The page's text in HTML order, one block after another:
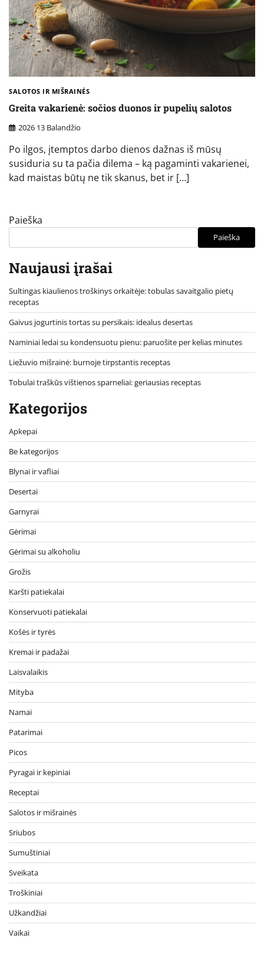
SALOTOS IR MIŠRAINĖS
Greita vakarienė: sočios duonos ir pupelių salotos
2026 13 Balandžio
Po ilgos, įtemptos darbo dienos dažnas iš mūsų
susiduria su ta pačia dilema – ką pagaminti vakarienei,
kad maistas būtų ne tik skanus, bet ir […]
Paieška
Paieška
Naujausi įrašai
Sultingas kiaulienos troškinys orkaitėje: tobulas savaitgalio pietų
receptas
Gaivus jogurtinis tortas su persikais: idealus desertas
Naminiai ledai su kondensuotu pienu: paruošite per kelias minutes
Liežuvio mišrainė: burnoje tirpstantis receptas
Tobulai traškūs vištienos sparneliai: geriausias receptas
Kategorijos
Apkepai
Be kategorijos
Blynai ir vafliai
Desertai
Garnyrai
Gėrimai
Gėrimai su alkoholiu
Grožis
Karšti patiekalai
Konservuoti patiekalai
Košės ir tyrės
Kremai ir padažai
Laisvalaikis
Mityba
Namai
Patarimai
Picos
Pyragai ir kepiniai
Receptai
Salotos ir mišrainės
Sriubos
Sumuštiniai
Sveikata
Troškiniai
Užkandžiai
Vaikai